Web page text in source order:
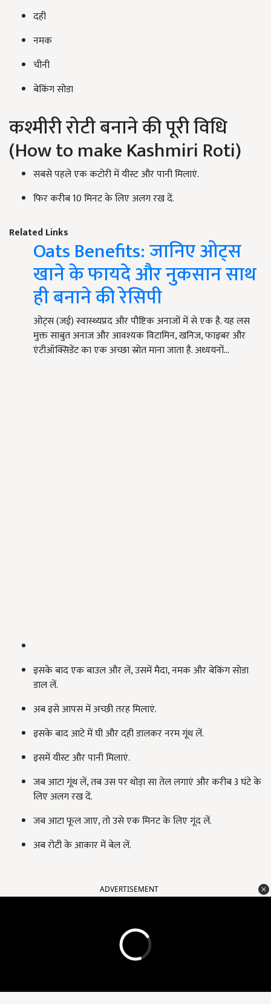
दही
नमक
चीनी
बेकिंग सोडा
कश्मीरी रोटी बनाने की पूरी विधि
(How to make Kashmiri Roti)
सबसे पहले एक कटोरी में यीस्ट और पानी मिलाएं.
फिर करीब 10 मिनट के लिए अलग रख दें.
Related Links
Oats Benefits: जानिए ओट्स
खाने के फायदे और नुकसान साथ
ही बनाने की रेसिपी
ओट्स (जई) स्वास्थ्यप्रद और पौष्टिक अनाजों में से एक है. यह लस
मुक्त साबुत अनाज और आवश्यक विटामिन, खनिज, फाइबर और
एंटीऑक्सिडेंट का एक अच्छा स्रोत माना जाता है. अध्ययनों…
इसके बाद एक बाउल और लें, उसमें मैदा, नमक और बेकिंग सोडा
डाल लें.
अब इसे आपस में अच्छी तरह मिलाएं.
इसके बाद आटे में घी और दही डालकर नरम गूंथ लें.
इसमें यीस्ट और पानी मिलाएं.
जब आटा गूंथ लें, तब उस पर थोडा़ सा तेल लगाएं और करीब 3 घंटे के
लिए अलग रख दें.
जब आटा फूल जाए, तो उसे एक मिनट के लिए गूंद लें.
अब रोटी के आकार में बेल लें.
ADVERTISEMENT